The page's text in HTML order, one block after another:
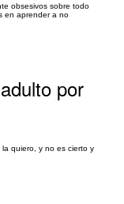
obsesivos sobre todo
en aprender a no
por
quiero, y no es cierto y